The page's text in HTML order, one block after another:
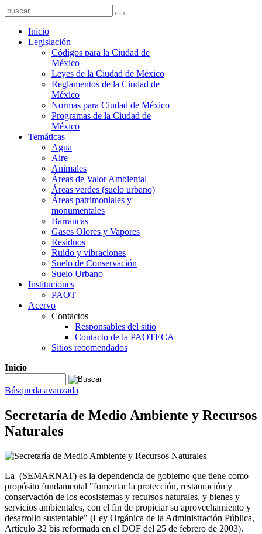
Inicio
Legislación
Códigos para la Ciudad de
México
Leyes de la Ciudad de México
Reglamentos de la Ciudad de
México
Normas para Ciudad de México
Programas de la Ciudad de
México
Temáticas
Agua
Aire
Animales
Áreas de Valor Ambiental
Áreas verdes (suelo urbano)
Áreas patrimoniales y
monumentales
Barrancas
Gases Olores y Vapores
Residuos
Ruido y vibraciones
Suelo de Conservación
Suelo Urbano
Instituciones
PAOT
Acervo
Contactos
Responsables del sitio
Contacto de la PAOTECA
Sitios recomendados
Inicio
Búsqueda avanzada
Secretaría de Medio Ambiente y Recursos
Naturales
La (SEMARNAT) es la dependencia de gobierno que tiene como
propósito fundamental "fomentar la protección, restauración y
conservación de los ecosistemas y recursos naturales, y bienes y
servicios ambientales, con el fin de propiciar su aprovechamiento y
desarrollo sustentable" (Ley Orgánica de la Administración Pública,
Artículo 32 bis reformada en el DOF del 25 de febrero de 2003).